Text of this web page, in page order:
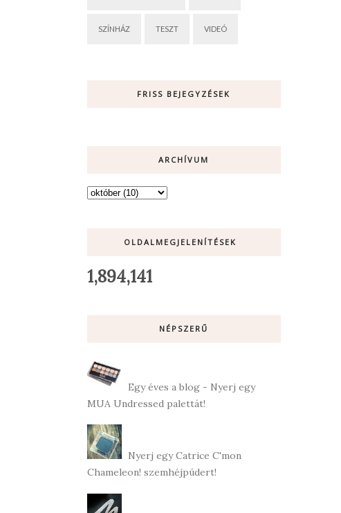
SZÍNHÁZ TESZT VIDEÓ
FRISS BEJEGYZÉSEK
ARCHÍVUM
OLDALMEGJELENÍTÉSEK
1,894,141
NÉPSZERŰ
Egy éves a blog - Nyerj egy
MUA Undressed palettát!
Nyerj egy Catrice C'mon
Chameleon! szemhéjpúdert!